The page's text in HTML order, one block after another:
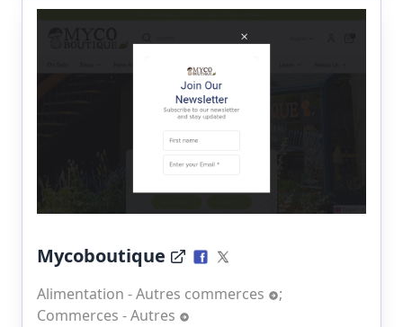
Mycoboutique
Alimentation - Autres commerces
;
Commerces - Autres